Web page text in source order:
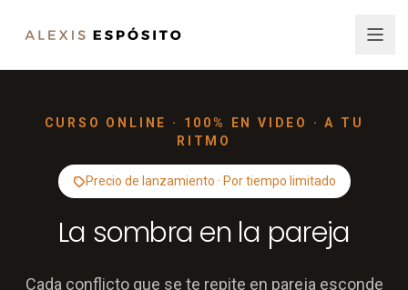
CURSO ONLINE · 100% EN VIDEO · A TU
RITMO
Precio de lanzamiento · Por tiempo limitado
La sombra en la pareja
Cada conflicto que se te repite en pareja esconde